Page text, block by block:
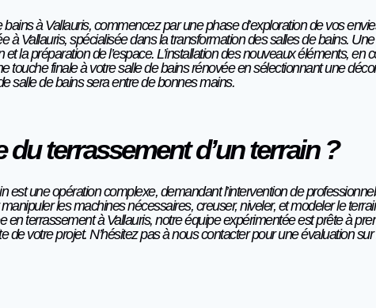
à Vallauris, commencez par une phase d’exploration de vos
à Vallauris, spécialisée dans la transformation des salles de bains.
et la préparation de l’espace. L’installation des nouveaux éléments,
touche finale à votre salle de bains rénovée en sélectionnant une
salle de bains sera entre de bonnes mains.
du terrassement d’un terrain ?
est une opération complexe, demandant l’intervention de
les machines nécessaires, creuser, niveler, et modeler le
en terrassement à Vallauris, notre équipe expérimentée est prête à
de votre projet. N’hésitez pas à nous contacter pour une évaluation